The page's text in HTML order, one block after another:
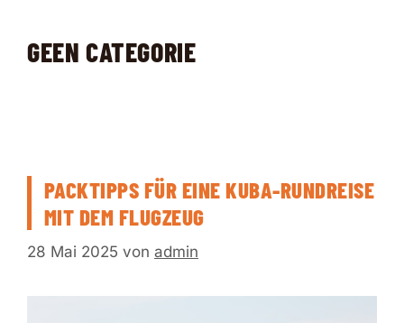
GEEN CATEGORIE
PACKTIPPS FÜR EINE KUBA-RUNDREISE
MIT DEM FLUGZEUG
28 Mai 2025 von admin